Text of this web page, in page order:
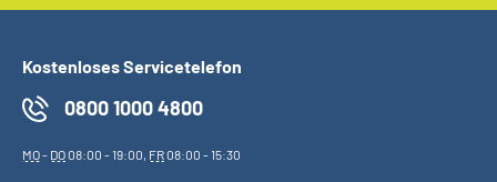
Kostenloses Servicetelefon
0800 1000 4800
MO- DO08:00 - 19:00, FR08:00 - 15:30